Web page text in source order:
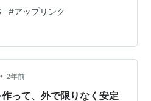
リンクで、アクティブポー
ーフェースに切り替えてみま
2. ボンディングの状態確認
ブポートを切り替える方法 1.
: …
#アップリンク
• 2年前
って、外で限りなく安定